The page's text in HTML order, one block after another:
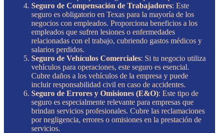
Seguro de Compensación de Trabajadores: Este
seguro es obligatorio en Texas para la mayoría de los
negocios con empleados. Proporciona beneficios a los
empleados que sufren lesiones o enfermedades
relacionadas con el trabajo, cubriendo gastos médicos y
salarios perdidos.
Seguro de Vehículos Comerciales: Si tu negocio utiliza
vehículos para operaciones, este seguro es esencial.
Cubre daños a los vehículos de la empresa y puede
incluir responsabilidad civil en caso de accidentes.
Seguro de Errores y Omisiones (E&O): Este tipo de
seguro es especialmente relevante para empresas que
brindan servicios profesionales. Cubre las reclamaciones
por negligencia, errores o omisiones en la prestación de
servicios.